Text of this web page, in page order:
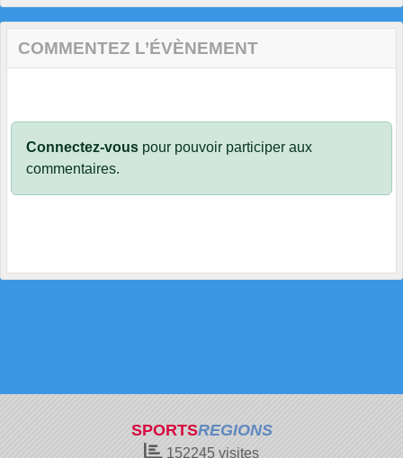
COMMENTEZ L’ÉVÈNEMENT
Connectez-vous pour pouvoir participer aux
commentaires.
SPORTSREGIONS
152245 visites